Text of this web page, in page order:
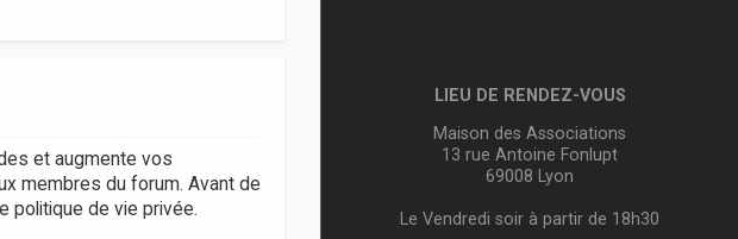
et augmente vos
membres du forum. Avant de
politique de vie privée.
LIEU DE RENDEZ-VOUS
Maison des Associations
13 rue Antoine Fonlupt
69008 Lyon
Le Vendredi soir à partir de 18h30